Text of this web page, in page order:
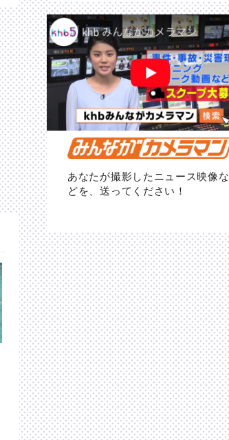
あなたが撮影したニュース映像な
どを、送ってください！